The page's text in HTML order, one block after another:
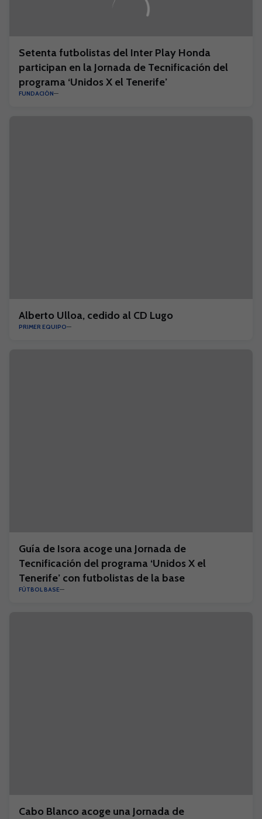
Setenta futbolistas del Inter Play Honda
participan en la Jornada de Tecnificación del
programa ‘Unidos X el Tenerife’
FUNDACIÓN
Alberto Ulloa, cedido al CD Lugo
PRIMER EQUIPO
Guía de Isora acoge una Jornada de
Tecnificación del programa ‘Unidos X el
Tenerife’ con futbolistas de la base
FÚTBOL BASE
Cabo Blanco acoge una Jornada de